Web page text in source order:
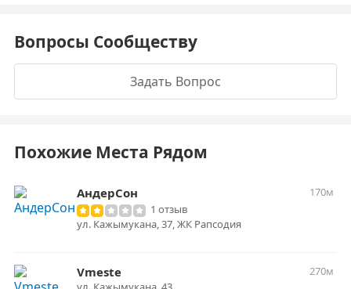
Вопросы Сообществу
Задать Вопрос
Похожие Места Рядом
АндерСон
170м
1 отзыв
ул. Кажымукана, 37, ЖК Рапсодия
Vmeste
270м